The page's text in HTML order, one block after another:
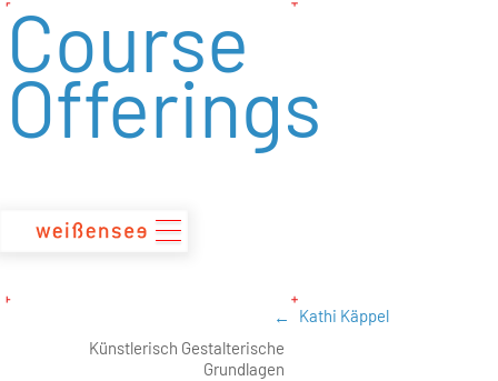
zum
Inhalt
Course
Offerings
Kathi Käppel
Künstlerisch Gestalterische
Grundlagen